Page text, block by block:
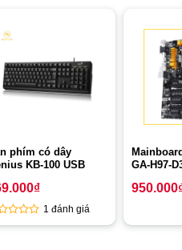
phím có dây
KB-100 USB
₫
1 đánh giá
GA-H97-
950.000